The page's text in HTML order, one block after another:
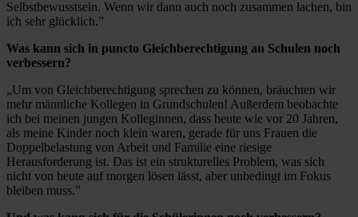
Selbstbewusstsein. Wenn wir dann auch noch zusammen lachen, bin
ich sehr glücklich.”
Was kann sich in puncto Gleichberechtigung an Schulen noch
verbessern?
„Um von Gleichberechtigung sprechen zu können, bräuchten wir
mehr männliche Kollegen in Grundschulen! Außerdem beobachte
ich bei meinen jungen Kolleginnen, dass heute wie vor 20 Jahren,
als meine Kinder noch klein waren, gerade für uns Frauen die
Doppelbelastung von Arbeit und Familie eine riesige
Herausforderung ist. Das ist ein strukturelles Problem, was sich
nicht von heute auf morgen lösen lässt, aber unbedingt im Fokus
bleiben muss.”